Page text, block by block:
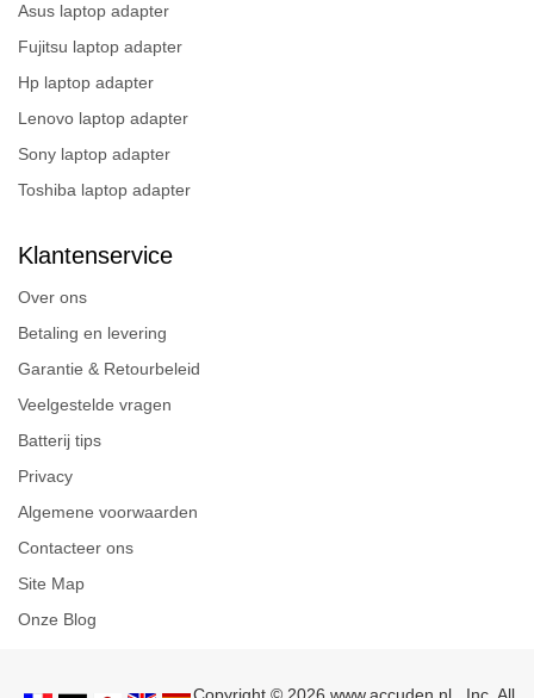
Asus laptop adapter
Fujitsu laptop adapter
Hp laptop adapter
Lenovo laptop adapter
Sony laptop adapter
Toshiba laptop adapter
Klantenservice
Over ons
Betaling en levering
Garantie & Retourbeleid
Veelgestelde vragen
Batterij tips
Privacy
Algemene voorwaarden
Contacteer ons
Site Map
Onze Blog